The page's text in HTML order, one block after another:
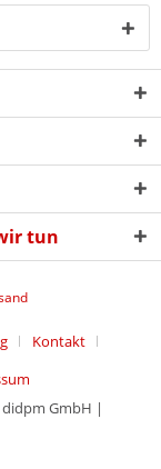
tun
Kontakt
GmbH |